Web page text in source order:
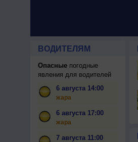
ВОДИТЕЛЯМ
Опасныепогодные
явления для водителей
6 августа 14:00
жара
6 августа 17:00
жара
7 августа 11:00